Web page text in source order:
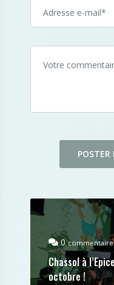
0commentaire
Chassol à
octobre !